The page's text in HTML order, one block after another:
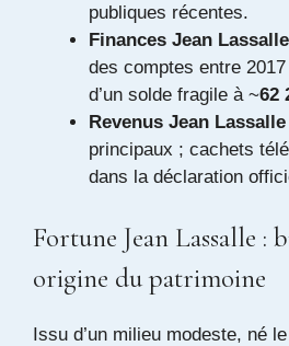
publiques récentes.
Finances Jean Lassalle
des comptes entre
d’un solde fragile à ~62
Revenus Jean Lassalle
principaux ; cachets
dans la déclaration
Fortune Jean Lassalle :
origine du patrimoine
Issu d’un milieu modeste, né le